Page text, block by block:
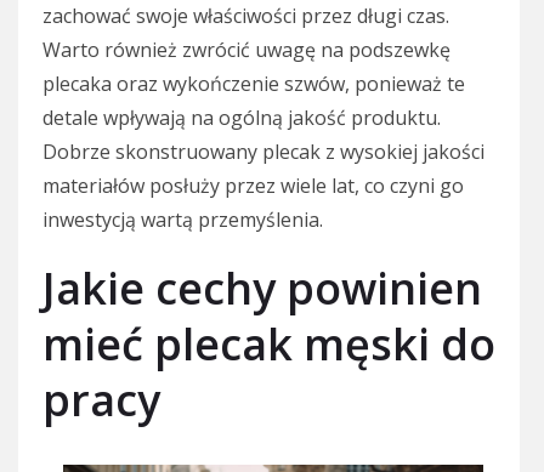
zachować swoje właściwości przez długi czas.
Warto również zwrócić uwagę na podszewkę
plecaka oraz wykończenie szwów, ponieważ te
detale wpływają na ogólną jakość produktu.
Dobrze skonstruowany plecak z wysokiej jakości
materiałów posłuży przez wiele lat, co czyni go
inwestycją wartą przemyślenia.
Jakie cechy powinien
mieć plecak męski do
pracy